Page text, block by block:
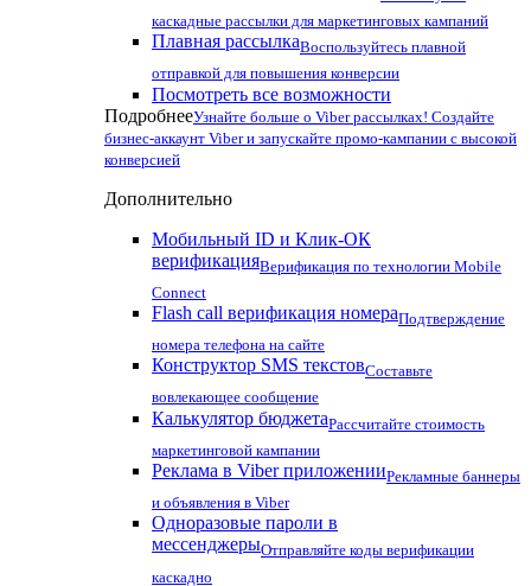
каскадные рассылки для маркетинговых кампаний
Плавная рассылкаВоспользуйтесь плавной
отправкой для повышения конверсии
Посмотреть все возможности
ПодробнееУзнайте больше о Viber рассылках! Создайте
бизнес-аккаунт Viber и запускайте промо-кампании с высокой
конверсией
Дополнительно
Мобильный ID и Клик-ОК
верификацияВерификация по технологии Mobile
Connect
Flash call верификация номераПодтверждение
номера телефона на сайте
Конструктор SMS текстовСоставьте
вовлекающее сообщение
Калькулятор бюджетаРассчитайте стоимость
маркетинговой кампании
Реклама в Viber приложенииРекламные баннеры
и объявления в Viber
Одноразовые пароли в
мессенджерыОтправляйте коды верификации
каскадно